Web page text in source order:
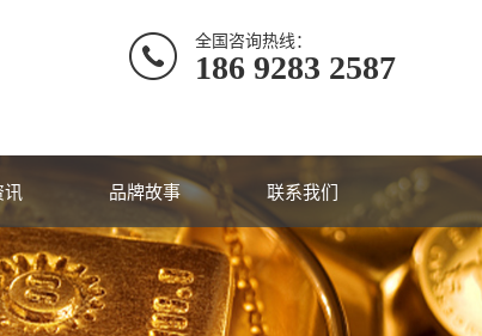
全国咨询热线：
186 9283 2587
讯 品牌故事 联系我们